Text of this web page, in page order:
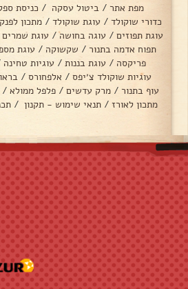
מפת אתר / ביטול עסקה / כניסת
כדורי שוקולד / עוגת שוקולד / מתכון
עוגת תפוזים / עוגה בחושה / עוגת שמרים
תפוח אדמה בתנור / שקשוקה / עוגת
פריקסה / עוגת בננות / עוגיות טחינה
עוגיות שוקולד צ׳יפס / אלפחורס /
עוף בתנור / מרק עדשים / פלפל ממולא /
מתכון לאורז / תנאי שימוש - תקנון /